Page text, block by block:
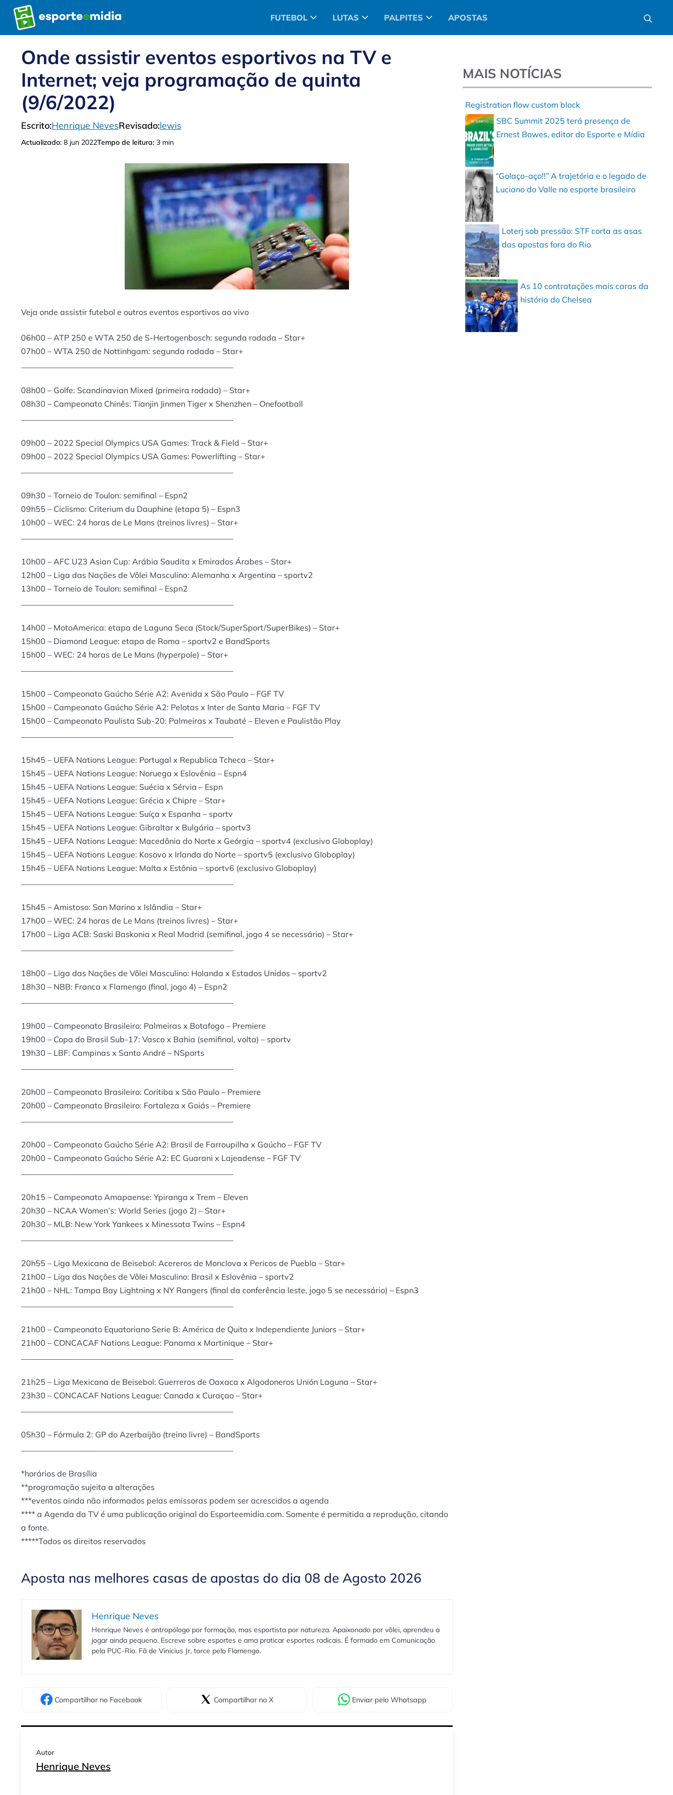
Pular
para
o
FUTEBOL LUTAS PALPITES APOSTAS
Onde assistir eventos esportivos na TV e
Internet; veja programação de quinta
(9/6/2022)
Escrito:Henrique NevesRevisado:lewis
Actualizado: 8 jun 2022Tempo de leitura: 3 min
Veja onde assistir futebol e outros eventos esportivos ao vivo
06h00 – ATP 250 e WTA 250 de S-Hertogenbosch: segunda rodada – Star+
07h00 – WTA 250 de Nottinhgam: segunda rodada – Star+
08h00 – Golfe: Scandinavian Mixed (primeira rodada) – Star+
08h30 – Campeonato Chinês: Tianjin Jinmen Tiger x Shenzhen – Onefootball
09h00 – 2022 Special Olympics USA Games: Track & Field – Star+
09h00 – 2022 Special Olympics USA Games: Powerlifting – Star+
09h30 – Torneio de Toulon: semifinal – Espn2
09h55 – Ciclismo: Criterium du Dauphine (etapa 5) – Espn3
10h00 – WEC: 24 horas de Le Mans (treinos livres) – Star+
10h00 – AFC U23 Asian Cup: Arábia Saudita x Emirados Árabes – Star+
12h00 – Liga das Nações de Vôlei Masculino: Alemanha x Argentina – sportv2
13h00 – Torneio de Toulon: semifinal – Espn2
14h00 – MotoAmerica: etapa de Laguna Seca (Stock/SuperSport/SuperBikes) – Star+
15h00 – Diamond League: etapa de Roma – sportv2 e BandSports
15h00 – WEC: 24 horas de Le Mans (hyperpole) – Star+
15h00 – Campeonato Gaúcho Série A2: Avenida x São Paulo – FGF TV
15h00 – Campeonato Gaúcho Série A2: Pelotas x Inter de Santa Maria – FGF TV
15h00 – Campeonato Paulista Sub-20: Palmeiras x Taubaté – Eleven e Paulistão Play
15h45 – UEFA Nations League: Portugal x Republica Tcheca – Star+
15h45 – UEFA Nations League: Noruega x Eslovênia – Espn4
15h45 – UEFA Nations League: Suécia x Sérvia – Espn
15h45 – UEFA Nations League: Grécia x Chipre – Star+
15h45 – UEFA Nations League: Suíça x Espanha – sportv
15h45 – UEFA Nations League: Gibraltar x Bulgária – sportv3
15h45 – UEFA Nations League: Macedônia do Norte x Geórgia – sportv4 (exclusivo Globoplay)
15h45 – UEFA Nations League: Kosovo x Irlanda do Norte – sportv5 (exclusivo Globoplay)
15h45 – UEFA Nations League: Malta x Estônia – sportv6 (exclusivo Globoplay)
15h45 – Amistoso: San Marino x Islândia – Star+
17h00 – WEC: 24 horas de Le Mans (treinos livres) – Star+
17h00 – Liga ACB: Saski Baskonia x Real Madrid (semifinal, jogo 4 se necessário) – Star+
18h00 – Liga das Nações de Vôlei Masculino: Holanda x Estados Unidos – sportv2
18h30 – NBB: Franca x Flamengo (final, jogo 4) – Espn2
19h00 – Campeonato Brasileiro: Palmeiras x Botafogo – Premiere
19h00 – Copa do Brasil Sub-17: Vasco x Bahia (semifinal, volta) – sportv
19h30 – LBF: Campinas x Santo André – NSports
20h00 – Campeonato Brasileiro: Coritiba x São Paulo – Premiere
20h00 – Campeonato Brasileiro: Fortaleza x Goiás – Premiere
20h00 – Campeonato Gaúcho Série A2: Brasil de Farroupilha x Gaúcho – FGF TV
20h00 – Campeonato Gaúcho Série A2: EC Guarani x Lajeadense – FGF TV
20h15 – Campeonato Amapaense: Ypiranga x Trem – Eleven
20h30 – NCAA Women’s: World Series (jogo 2) – Star+
20h30 – MLB: New York Yankees x Minessota Twins – Espn4
20h55 – Liga Mexicana de Beisebol: Acereros de Monclova x Pericos de Puebla – Star+
21h00 – Liga das Nações de Vôlei Masculino: Brasil x Eslovênia – sportv2
21h00 – NHL: Tampa Bay Lightning x NY Rangers (final da conferência leste, jogo 5 se necessário) – Espn3
21h00 – Campeonato Equatoriano Serie B: América de Quito x Independiente Juniors – Star+
21h00 – CONCACAF Nations League: Panama x Martinique – Star+
21h25 – Liga Mexicana de Beisebol: Guerreros de Oaxaca x Algodoneros Unión Laguna – Star+
23h30 – CONCACAF Nations League: Canada x Curaçao – Star+
05h30 – Fórmula 2: GP do Azerbaijão (treino livre) – BandSports
*horários de Brasília
**programação sujeita a alterações
***eventos ainda não informados pelas emissoras podem ser acrescidos a agenda
**** a Agenda da TV é uma publicação original do Esporteemidia.com. Somente é permitida a reprodução, citando
a fonte.
*****Todos os direitos reservados
Aposta nas melhores casas de apostas do dia 08 de Agosto 2026
Henrique Neves
Henrique Neves é antropólogo por formação, mas esportista por natureza. Apaixonado por vôlei, aprendeu a
jogar ainda pequeno. Escreve sobre esportes e ama praticar esportes radicais. É formado em Comunicação
pela PUC-Rio. Fã de Vinicius Jr, torce pelo Flamengo.
Compartilhar no Facebook Compartilhar no X Enviar pelo Whatsapp
Autor
Henrique Neves
MAIS NOTÍCIAS
Registration flow custom block
SBC Summit 2025 terá presença de
Ernest Bowes, editor do Esporte e Mídia
“Golaço-aço!!” A trajetória e o legado de
Luciano do Valle no esporte brasileiro
Loterj sob pressão: STF corta as asas
das apostas fora do Rio
As 10 contratações mais caras da
história do Chelsea